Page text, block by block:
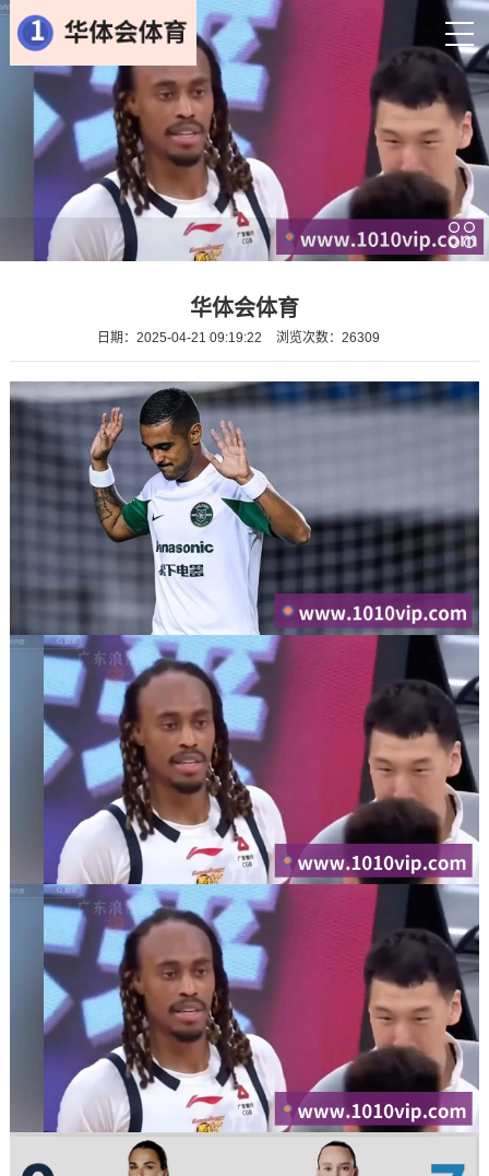
华体会体育
日期：2025-04-21 09:19:22 浏览次数：26309